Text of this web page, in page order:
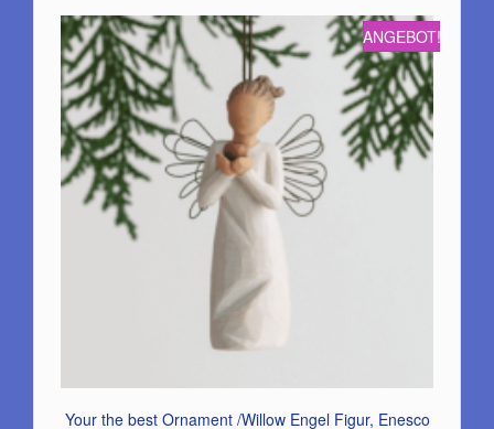
ANGEBOT!
Your the best Ornament /Willow Engel Figur, Enesco